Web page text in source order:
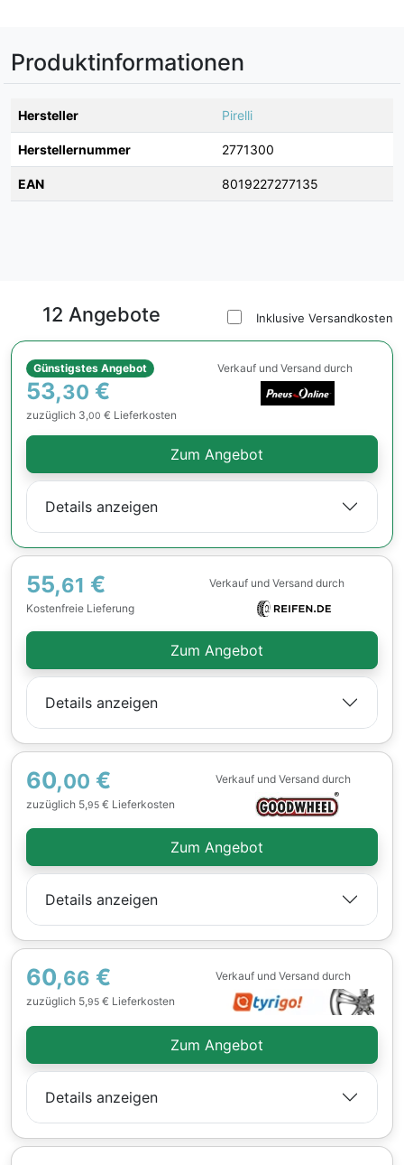
Produktinformationen
Hersteller Pirelli
Herstellernummer 2771300
EAN 8019227277135
12 Angebote Inklusive Versandkosten
Günstigstes Angebot
53,30 €
zuzüglich 3,00 € Lieferkosten
Verkauf und Versand durch
Zum Angebot
Details anzeigen
55,61 €
Kostenfreie Lieferung
Verkauf und Versand durch
Zum Angebot
Details anzeigen
60,00 €
zuzüglich 5,95 € Lieferkosten
Verkauf und Versand durch
Zum Angebot
Details anzeigen
60,66 €
zuzüglich 5,95 € Lieferkosten
Verkauf und Versand durch
Zum Angebot
Details anzeigen